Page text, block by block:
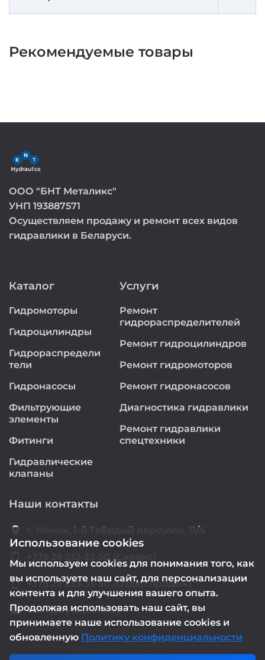
Рекомендуемые товары
ООО "БНТ Металикс"
УНП 193887571
Осуществляем продажу и ремонт всех видов
гидравлики в Беларуси.
Каталог
Гидромоторы
Гидроцилиндры
Гидрораспредели
тели
Гидронасосы
Фильтрующие
элементы
Фитинги
Гидравлические
клапаны
Услуги
Ремонт
гидрораспределителей
Ремонт гидроцилиндров
Ремонт гидромоторов
Ремонт гидронасосов
Диагностика гидравлики
Ремонт гидравлики
спецтехники
Наши контакты
location_on г. Минск, 1-й Твёрдый переулок, 11/4
smartphone +375 29 233-33-50 (Сервис)
smartphone +375 29 233-33-50 (Отдел продаж)
email mail@hydrorem.by
Использование cookies
Мы используем cookies для понимания того, как
вы используете наш сайт, для персонализации
контента и для улучшения вашего опыта.
Продолжая использовать наш сайт, вы
принимаете наше использование cookies и
обновленную Политику конфиденциальности